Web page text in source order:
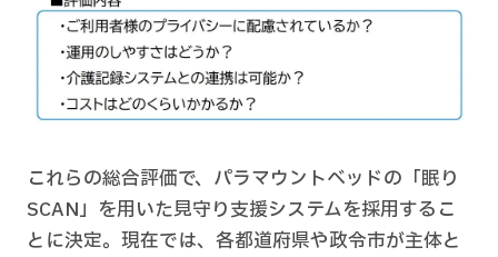
これらの総合評価で、パラマウントベッドの「眠り
SCAN」を用いた見守り支援システムを採用するこ
とに決定。現在では、各都道府県や政令市が主体と